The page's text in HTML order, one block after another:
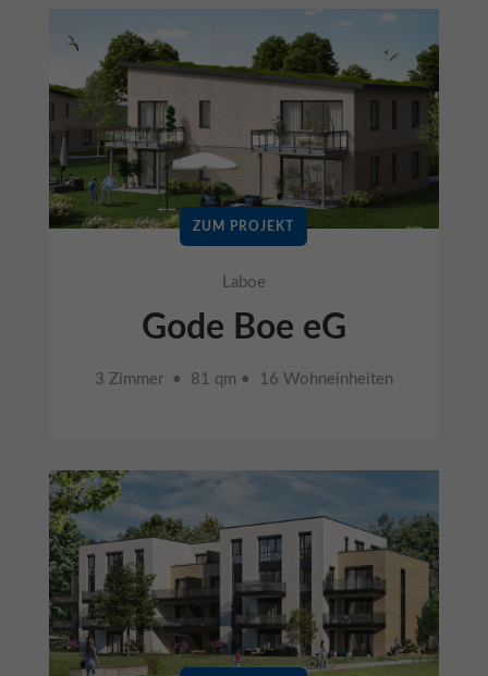
ZUM PROJEKT
Laboe
Gode Boe eG
3 Zimmer • 81 qm • 16 Wohneinheiten